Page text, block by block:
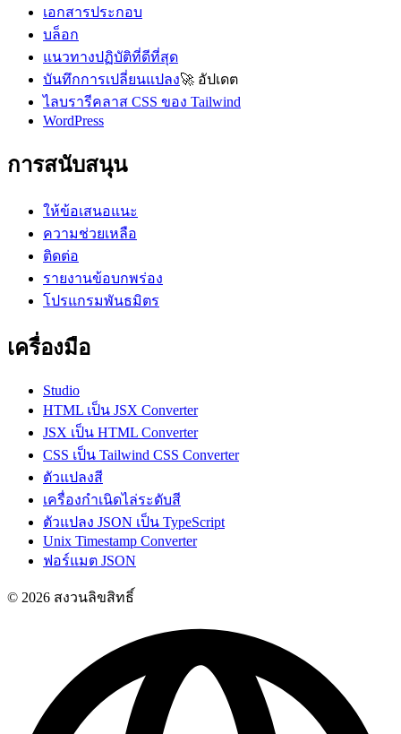
เอกสารประกอบ
บล็อก
แนวทางปฏิบัติที่ดีที่สุด
บันทึกการเปลี่ยนแปลง🚀 อัปเดต
ไลบรารีคลาส CSS ของ Tailwind
WordPress
การสนับสนุน
ให้ข้อเสนอแนะ
ความช่วยเหลือ
ติดต่อ
รายงานข้อบกพร่อง
โปรแกรมพันธมิตร
เครื่องมือ
Studio
HTML เป็น JSX Converter
JSX เป็น HTML Converter
CSS เป็น Tailwind CSS Converter
ตัวแปลงสี
เครื่องกำเนิดไล่ระดับสี
ตัวแปลง JSON เป็น TypeScript
Unix Timestamp Converter
ฟอร์แมต JSON
© 2026 สงวนลิขสิทธิ์